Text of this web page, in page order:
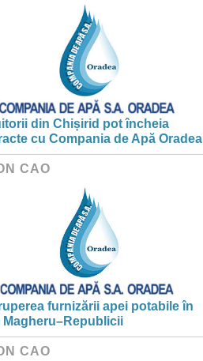
din Chișirid pot încheia
cu Compania de Apă Oradea
CAO
furnizării apei potabile în
Magheru–Republicii
CAO